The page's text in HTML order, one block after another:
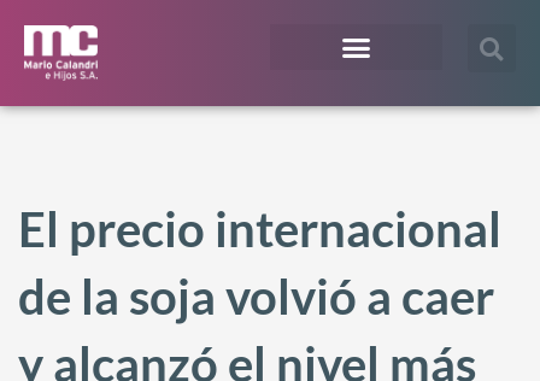
El precio internacional
de la soja volvió a caer
y alcanzó el nivel más